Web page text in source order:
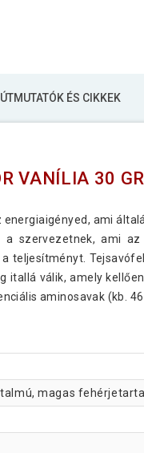
ÚTMUTATÓK ÉS CIKKEK
VANÍLIA 30 GR
ami
szervezetnek, ami
teljesítményt.
válik, amely
aminosavak (kb.
magas